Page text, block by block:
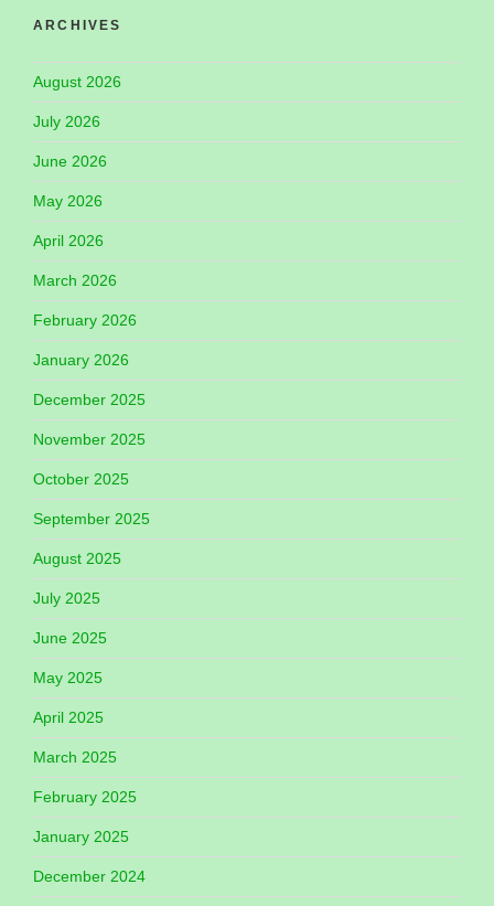
ARCHIVES
August 2026
July 2026
June 2026
May 2026
April 2026
March 2026
February 2026
January 2026
December 2025
November 2025
October 2025
September 2025
August 2025
July 2025
June 2025
May 2025
April 2025
March 2025
February 2025
January 2025
December 2024